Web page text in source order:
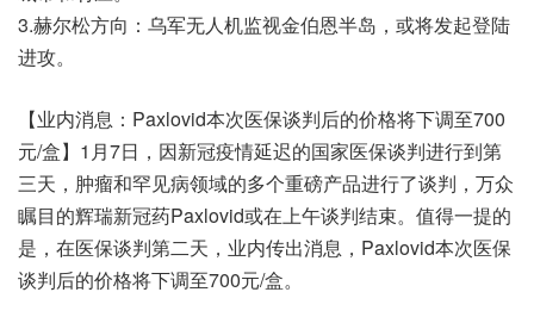
3.赫尔松方向：乌军无人机监视金伯恩半岛，或将发起登陆
进攻。
【业内消息：Paxlovid本次医保谈判后的价格将下调至700
元/盒】1月7日，因新冠疫情延迟的国家医保谈判进行到第
三天，肿瘤和罕见病领域的多个重磅产品进行了谈判，万众
瞩目的辉瑞新冠药Paxlovid或在上午谈判结束。值得一提的
是，在医保谈判第二天，业内传出消息，Paxlovid本次医保
谈判后的价格将下调至700元/盒。